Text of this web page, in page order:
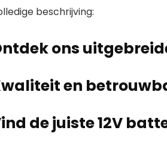
beschrijving:
ons
en
de juiste 12V